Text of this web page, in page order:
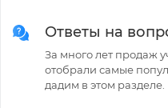
Ответы на
За много лет продаж
отобрали самые
дадим в этом разделе.